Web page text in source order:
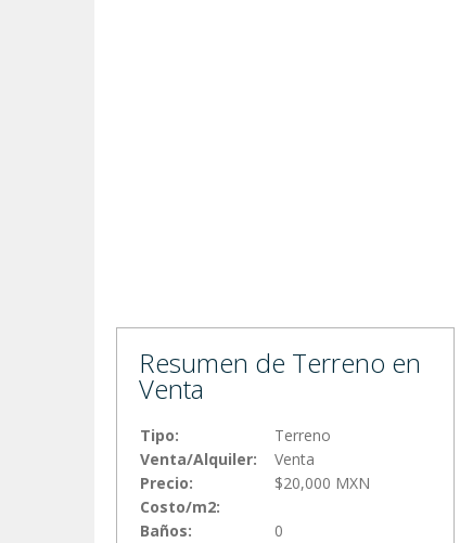
Resumen de Terreno en
Venta
Tipo:
Terreno
Venta/Alquiler:
Venta
Precio:
$20,000 MXN
Costo/m2:
Baños:
0